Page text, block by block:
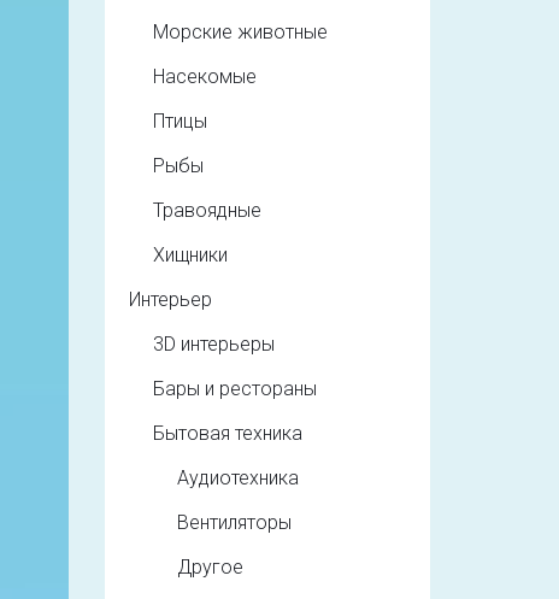
Морские животные
Насекомые
Птицы
Рыбы
Травоядные
Хищники
Интерьер
3D интерьеры
Бары и рестораны
Бытовая техника
Аудиотехника
Вентиляторы
Другое